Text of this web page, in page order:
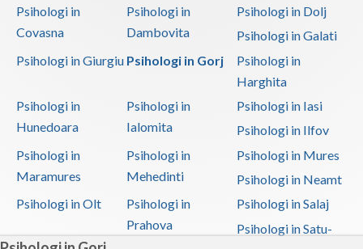
DIMULESCU IULIANA SEVASTITAa
adaugat o poza
DIMULESCU IULIANA SEVASTITAa
adaugat o poza
10 Septembrie 2018, 11:26
Psihologi in
Covasna
Psihologi in
Dambovita
Psihologi in Dolj
Psihologi in Galati
Psihologi in Giurgiu Psihologi in Gorj
Psihologi in
Harghita
Psihologi in
Hunedoara
Psihologi in
Ialomita
Psihologi in Iasi
Psihologi in Ilfov
Psihologi in
Maramures
Psihologi in
Mehedinti
Psihologi in Mures
Psihologi in Neamt
Psihologi in Olt
Psihologi in
Prahova
Psihologi in Salaj
Psihologi in Satu-